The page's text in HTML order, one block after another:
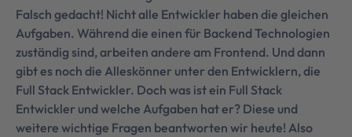
Falsch gedacht! Nicht alle Entwickler haben die gleichen
Aufgaben. Während die einen für Backend Technologien
zuständig sind, arbeiten andere am Frontend. Und dann
gibt es noch die Alleskönner unter den Entwicklern, die
Full Stack Entwickler. Doch was ist ein Full Stack
Entwickler und welche Aufgaben hat er? Diese und
weitere wichtige Fragen beantworten wir heute! Also